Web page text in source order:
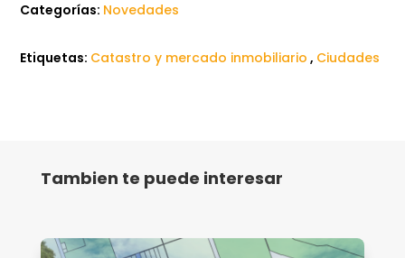
Categorías: Novedades
Etiquetas: Catastro y mercado inmobiliario , Ciudades
Tambien te puede interesar